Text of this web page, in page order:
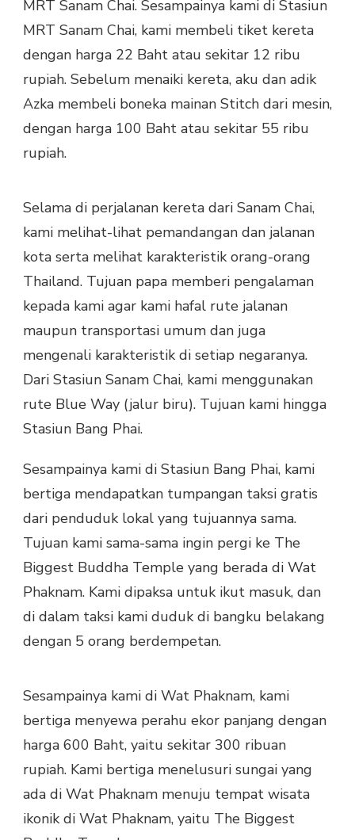
MRT Sanam Chai. Sesampainya kami di Stasiun
MRT Sanam Chai, kami membeli tiket kereta
dengan harga 22 Baht atau sekitar 12 ribu
rupiah. Sebelum menaiki kereta, aku dan adik
Azka membeli boneka mainan Stitch dari mesin,
dengan harga 100 Baht atau sekitar 55 ribu
rupiah.
Selama di perjalanan kereta dari Sanam Chai,
kami melihat-lihat pemandangan dan jalanan
kota serta melihat karakteristik orang-orang
Thailand. Tujuan papa memberi pengalaman
kepada kami agar kami hafal rute jalanan
maupun transportasi umum dan juga
mengenali karakteristik di setiap negaranya.
Dari Stasiun Sanam Chai, kami menggunakan
rute Blue Way (jalur biru). Tujuan kami hingga
Stasiun Bang Phai.
Sesampainya kami di Stasiun Bang Phai, kami
bertiga mendapatkan tumpangan taksi gratis
dari penduduk lokal yang tujuannya sama.
Tujuan kami sama-sama ingin pergi ke The
Biggest Buddha Temple yang berada di Wat
Phaknam. Kami dipaksa untuk ikut masuk, dan
di dalam taksi kami duduk di bangku belakang
dengan 5 orang berdempetan.
Sesampainya kami di Wat Phaknam, kami
bertiga menyewa perahu ekor panjang dengan
harga 600 Baht, yaitu sekitar 300 ribuan
rupiah. Kami bertiga menelusuri sungai yang
ada di Wat Phaknam menuju tempat wisata
ikonik di Wat Phaknam, yaitu The Biggest